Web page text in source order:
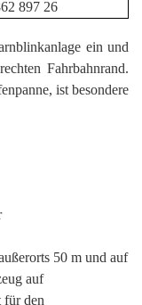
ein und
Fahrbahnrand.
ist besondere
50 m und auf
auf
für den